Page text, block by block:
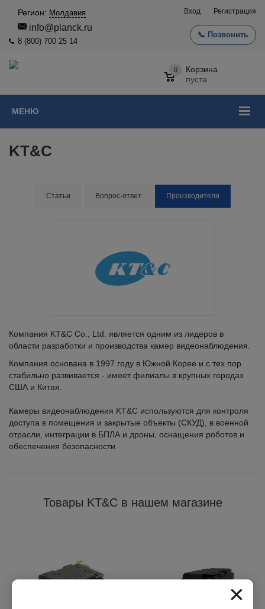
Регион: Молдавия
info@planck.ru
8 (800) 700 25 14
📞 Позвонить
Вход Регистрация
МЕНЮ
0
Корзина
пуста
KT&C
Статьи Вопрос-ответ Производители
Компания KT&C Co., Ltd. является одним из лидеров в
области разработки и производства камер видеонаблюдения.
Компания основана в 1997 году в Южной Корее и с тех пор
стабильно развивается - имеет филиалы в крупных городах
США и Китая.
Камеры видеонаблюдения KT&C используются для контроля
доступа в помещения и закрытые объекты (СКУД), в военной
отрасли, интеграции в БПЛА и дроны, оснащения роботов и
обеспечения безопасности.
Товары KT&C в нашем магазине
×